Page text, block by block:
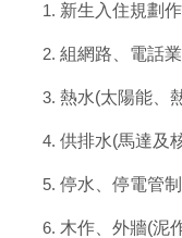
新生入住規劃
組網路、電話
熱水(太陽能、
供排水(馬達及
停水、停電管
木作、外牆(泥